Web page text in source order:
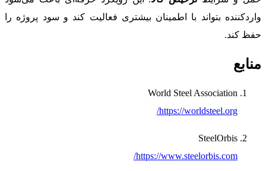
واردکننده بتواند با اطمینان بیشتری فعالیت کند و سود پروژه را
حفظ کند.
منابع
World Steel Association
https://worldsteel.org/
SteelOrbis
https://www.steelorbis.com/